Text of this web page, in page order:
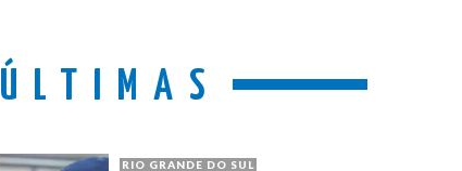
ÚLTIMAS
RIO GRANDE DO SUL